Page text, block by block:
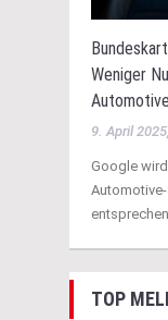
Weniger
9. April
Google
TOP